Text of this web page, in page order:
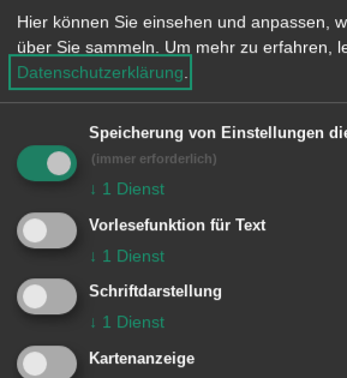
eines Dachdeckers
Besondere
Zugführer vom Dienst
5 Wasseralfingen / Hofen
Hier können Sie einsehen und anpassen,
über Sie sammeln.
Um mehr zu erfahren,
Datenschutzerklärung
Speicherung von Einstellungen
(immer erforderlich)
↓ 1 Dienst
Vorlesefunktion für Text
↓ 1 Dienst
Schriftdarstellung
↓ 1 Dienst
Kartenanzeige